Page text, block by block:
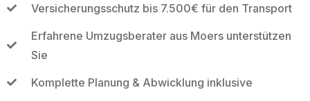
Versicherungsschutz bis 7.500€ für den Transport
Erfahrene Umzugsberater aus Moers unterstützen
Sie
Komplette Planung & Abwicklung inklusive